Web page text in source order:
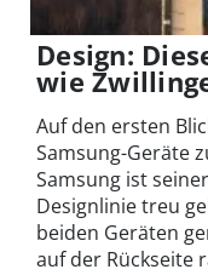
Design:
wie
Auf den ersten
Samsung-Geräte
Samsung ist
Designlinie treu
beiden Geräten
auf der Rückseite